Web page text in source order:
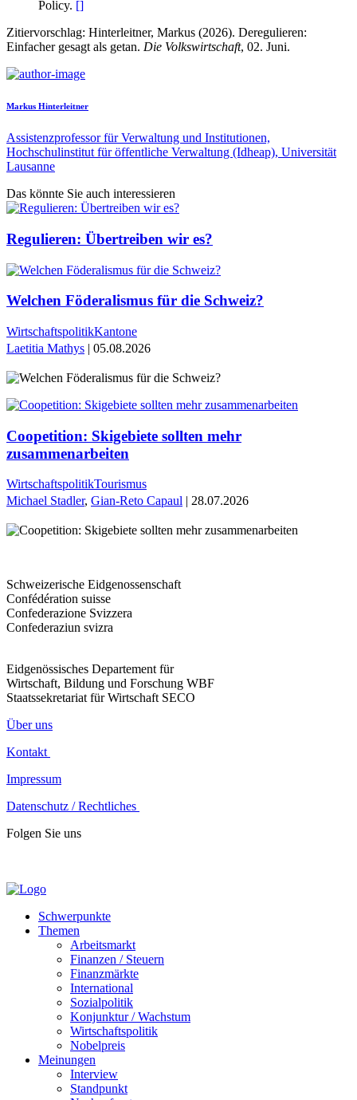
Policy. []
Zitiervorschlag: Hinterleitner, Markus (2026). Deregulieren:
Einfacher gesagt als getan. Die Volkswirtschaft, 02. Juni.
Markus Hinterleitner
Assistenzprofessor für Verwaltung und Institutionen,
Hochschulinstitut für öffentliche Verwaltung (Idheap), Universität
Lausanne
Das könnte Sie auch interessieren
Regulieren: Übertreiben wir es?
Welchen Föderalismus für die Schweiz?
WirtschaftspolitikKantone
Laetitia Mathys | 05.08.2026
Coopetition: Skigebiete sollten mehr
zusammenarbeiten
WirtschaftspolitikTourismus
Michael Stadler, Gian-Reto Capaul | 28.07.2026
Schweizerische Eidgenossenschaft
Confédération suisse
Confederazione Svizzera
Confederaziun svizra
Eidgenössisches Departement für
Wirtschaft, Bildung und Forschung WBF
Staatssekretariat für Wirtschaft SECO
Über uns
Kontakt
Impressum
Datenschutz / Rechtliches
Folgen Sie uns
Schwerpunkte
Themen
Arbeitsmarkt
Finanzen / Steuern
Finanzmärkte
International
Sozialpolitik
Konjunktur / Wachstum
Wirtschaftspolitik
Nobelpreis
Meinungen
Interview
Standpunkt